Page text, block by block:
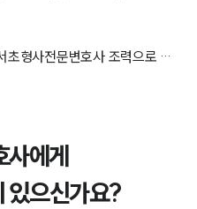
[서초형사전문변호사 조력사례] 서초형사전문변호사 조력으로 마약 매매 알선 집행유예 종결
에게
있으신가요?